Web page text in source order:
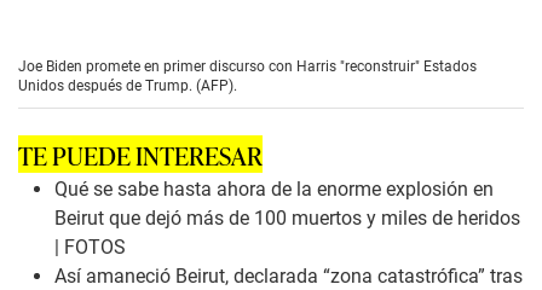
Joe Biden promete en primer discurso con Harris "reconstruir" Estados
Unidos después de Trump. (AFP).
TE PUEDE INTERESAR
Qué se sabe hasta ahora de la enorme explosión en
Beirut que dejó más de 100 muertos y miles de heridos
| FOTOS
Así amaneció Beirut, declarada “zona catastrófica” tras